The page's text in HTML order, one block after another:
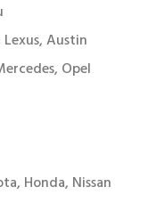
Austin
Opel
Honda, Nissan